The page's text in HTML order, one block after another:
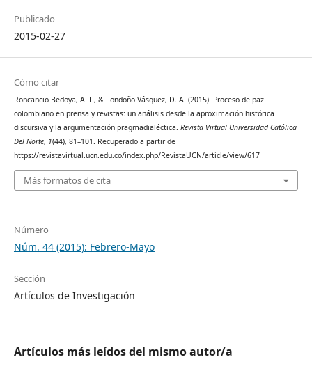
Publicado
2015-02-27
Cómo citar
Roncancio Bedoya, A. F., & Londoño Vásquez, D. A. (2015). Proceso de paz
colombiano en prensa y revistas: un análisis desde la aproximación histórica
discursiva y la argumentación pragmadialéctica. Revista Virtual Universidad Católica
Del Norte, 1(44), 81–101. Recuperado a partir de
https://revistavirtual.ucn.edu.co/index.php/RevistaUCN/article/view/617
Más formatos de cita
Número
Núm. 44 (2015): Febrero-Mayo
Sección
Artículos de Investigación
Artículos más leídos del mismo autor/a